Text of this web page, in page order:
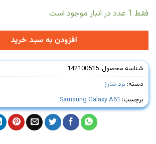
فقط 1 عدد در انبار موجود است
افزودن به سبد خرید
شناسه محصول: 142100515
دسته: برد شارژ
برچسب: Samsung Galaxy A51